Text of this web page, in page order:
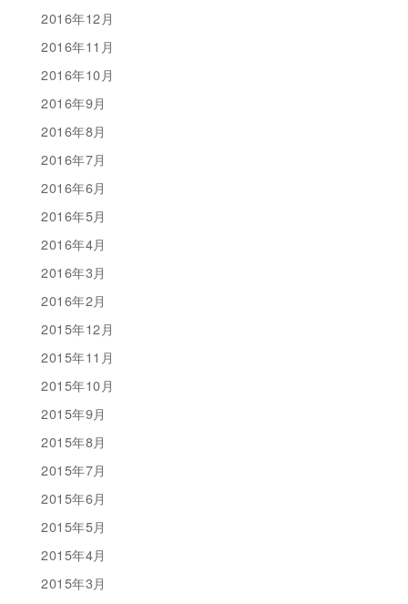
2016年12月
2016年11月
2016年10月
2016年9月
2016年8月
2016年7月
2016年6月
2016年5月
2016年4月
2016年3月
2016年2月
2015年12月
2015年11月
2015年10月
2015年9月
2015年8月
2015年7月
2015年6月
2015年5月
2015年4月
2015年3月